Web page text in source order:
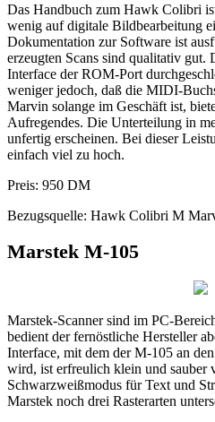
Das Handbuch zum Hawk Colibri
wenig auf digitale Bildbearbeitung
Dokumentation zur Software ist
erzeugten Scans sind qualitativ gut.
Interface der ROM-Port
weniger jedoch, daß die MIDI-
Marvin solange im Geschäft ist,
Aufregendes. Die Unterteilung in
unfertig erscheinen. Bei dieser
einfach viel zu hoch.
Preis: 950 DM
Bezugsquelle: Hawk Colibri M
Marstek M-105
Marstek-Scanner sind im PC-
bedient der fernöstliche Hersteller
Interface, mit dem der M-105 an
wird, ist erfreulich klein und sauber
Schwarzweißmodus für Text und
Marstek noch drei Rasterarten